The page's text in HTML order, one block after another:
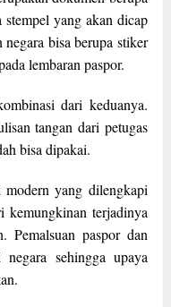
yang akan dicap
bisa berupa stiker
lembaran paspor.
dari keduanya.
tangan dari petugas
bisa dipakai.
yang dilengkapi
kemungkinan terjadinya
Pemalsuan paspor dan
sehingga upaya